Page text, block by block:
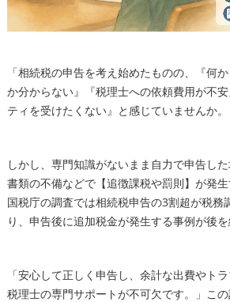
「相続税の申告を考え始めたものの、『何
か分からない』『税理士への依頼費用が不
ティを受けたくない』と感じていませんか。
しかし、専門知識がないまま自力で申告し
書類の不備などで【追徴課税や罰則】が発生
国税庁の調査では相続税申告の3割超が税務
り、申告後に追加税金が発生する事例が後を
「安心して正しく申告し、余計な出費やト
税理士の専門サポートが不可欠です。」こ